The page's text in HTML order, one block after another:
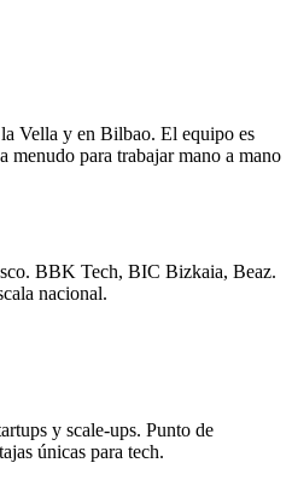
Vella y en Bilbao. El equipo es
menudo para trabajar mano a mano
BBK Tech, BIC Bizkaia, Beaz.
nacional.
y scale-ups. Punto de
únicas para tech.